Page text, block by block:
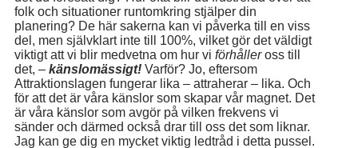
folk och situationer runtomkring stjälper din
planering? De här sakerna kan vi påverka till en viss
del, men självklart inte till 100%, vilket gör det väldigt
viktigt att vi blir medvetna om hur vi förhålleross till
det, – känslomässigt! Varför? Jo, eftersom
Attraktionslagen fungerar lika – attraherar – lika. Och
för att det är våra känslor som skapar vår magnet. Det
är våra känslor som avgör på vilken frekvens vi
sänder och därmed också drar till oss det som liknar.
Jag kan ge dig en mycket viktig ledtråd i detta pussel.